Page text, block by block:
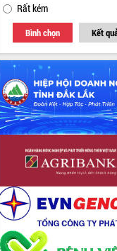
Rất kém
Bình chọn Kết